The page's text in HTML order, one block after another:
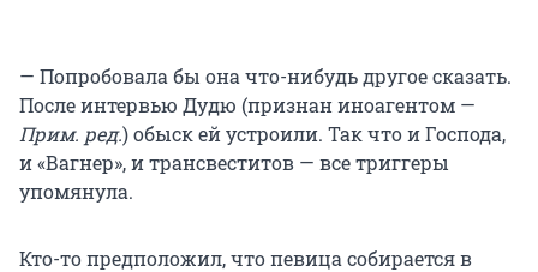
— Попробовала бы она что-нибудь другое сказать.
После интервью Дудю (признан иноагентом —
Прим. ред.) обыск ей устроили. Так что и Господа,
и «Вагнер», и трансвеститов — все триггеры
упомянула.
Кто-то предположил, что певица собирается в